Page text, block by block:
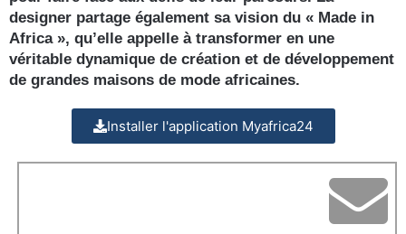
designer partage également sa vision du « Made in
Africa », qu’elle appelle à transformer en une
véritable dynamique de création et de développement
de grandes maisons de mode africaines.
Installer l'application Myafrica24